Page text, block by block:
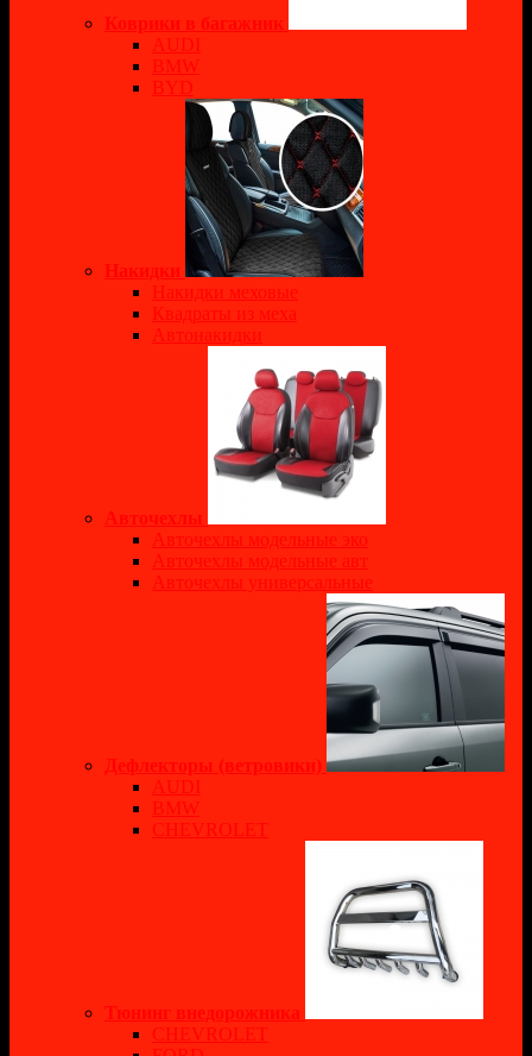
Коврики в багажник
AUDI
BMW
BYD
Накидки
Накидки меховые
Квадраты из меха
Автонакидки
Авточехлы
Авточехлы модельные эко
Авточехлы модельные авт
Авточехлы универсальные
Дефлекторы (ветровики)
AUDI
BMW
CHEVROLET
Тюнинг внедорожника
CHEVROLET